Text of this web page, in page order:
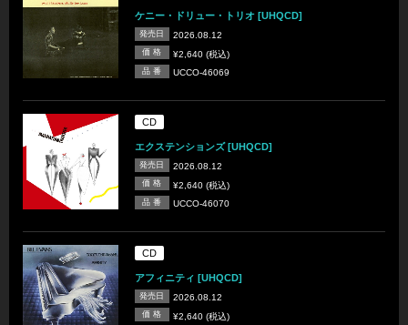
ケニー・ドリュー・トリオ [UHQCD]
発売日 2026.08.12
価 格 ¥2,640 (税込)
品 番 UCCO-46069
CD
エクステンションズ [UHQCD]
発売日 2026.08.12
価 格 ¥2,640 (税込)
品 番 UCCO-46070
CD
アフィニティ [UHQCD]
発売日 2026.08.12
価 格 ¥2,640 (税込)